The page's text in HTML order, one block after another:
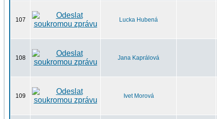
107 Lucka Hubená
108 Jana Kaprálová
109 Ivet Morová